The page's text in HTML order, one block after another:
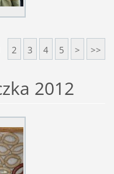
2 3 4 5 > >>
2012